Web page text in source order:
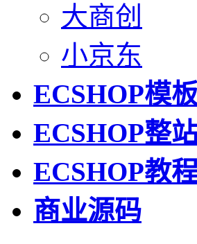
大商创
小京东
ECSHOP模板
ECSHOP整
ECSHOP教
商业源码